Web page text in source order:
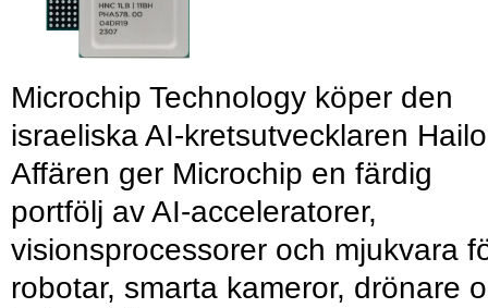
Microchip Technology köper den
israeliska AI-kretsutvecklaren
Affären ger Microchip en färdig
portfölj av AI-acceleratorer,
visionsprocessorer och mjukvara
robotar, smarta kameror, drönare